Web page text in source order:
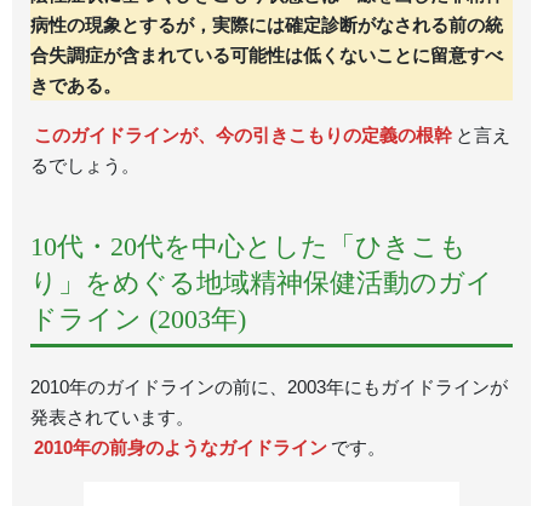
病性の現象とするが，実際には確定診断がなされる前の統
合失調症が含まれている可能性は低くないことに留意すべ
きである。
このガイドラインが、今の引きこもりの定義の根幹 と言え
るでしょう。
10代・20代を中心とした「ひきこも
り」をめぐる地域精神保健活動のガイ
ドライン (2003年)
2010年のガイドラインの前に、2003年にもガイドラインが
発表されています。
2010年の前身のようなガイドライン です。